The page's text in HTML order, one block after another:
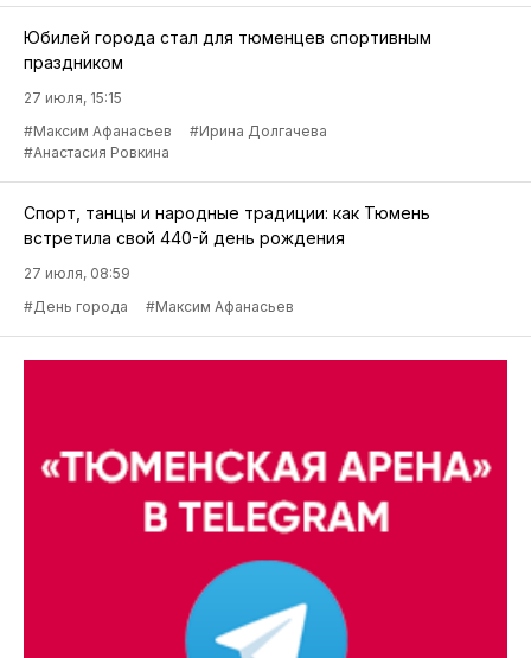
Юбилей города стал для тюменцев спортивным
праздником
27 июля, 15:15
#Максим Афанасьев
#Ирина Долгачева
#Анастасия Ровкина
Спорт, танцы и народные традиции: как Тюмень
встретила свой 440-й день рождения
27 июля, 08:59
#День города
#Максим Афанасьев